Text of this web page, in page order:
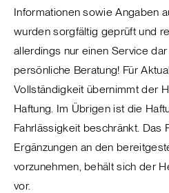
Informationen sowie Angaben
wurden sorgfältig geprüft und
allerdings nur einen Service
persönliche Beratung! Für
Vollständigkeit übernimmt der
Haftung. Im Übrigen ist die
Fahrlässigkeit beschränkt. Das
Ergänzungen an den
vorzunehmen, behält sich der
vor.